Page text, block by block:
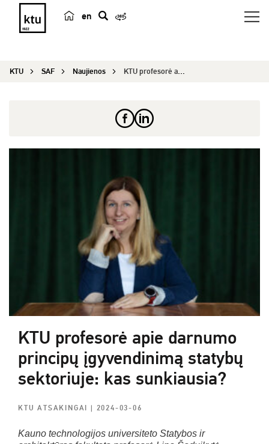
en
e
KTU SAF Naujienos KTU profesorė apie darnumo principų įgyvendinimą...
KTU profesorė apie darnumo
principų įgyvendinimą statybų
sektoriuje: kas sunkiausia?
KTU ATSAKINGAI| 2024-03-06
Kauno technologijos universiteto Statybos ir